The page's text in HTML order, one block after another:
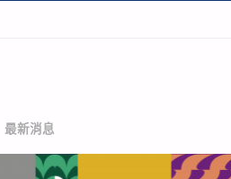
最新消息